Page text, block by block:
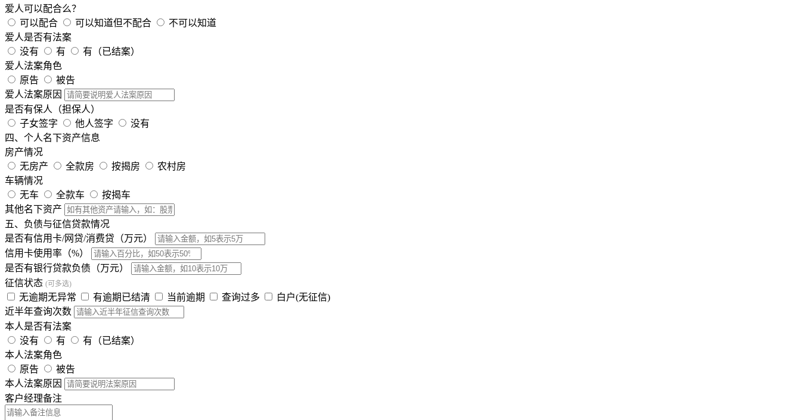
爱人可以配合么？
可以配合
可以知道但不配合
不可以知道
爱人是否有法案
没有
有
有（已结案）
爱人法案角色
原告
被告
爱人法案原因
是否有保人（担保人）
子女签字
他人签字
没有
四、个人名下资产信息
房产情况
无房产
全款房 按揭房
农村房
车辆情况
无车
全款车
按揭车
其他名下资产
五、负债与征信贷款情况
是否有信用卡/网贷/消费贷（万元）
信用卡使用率（%）
是否有银行贷款负债（万元）
征信状态 (可多选)
无逾期无异常 有逾期已结清 当前逾期 查询过多
白户(无征信)
近半年查询次数
本人是否有法案
没有
有
有（已结案）
本人法案角色
原告
被告
本人法案原因
客户经理备注